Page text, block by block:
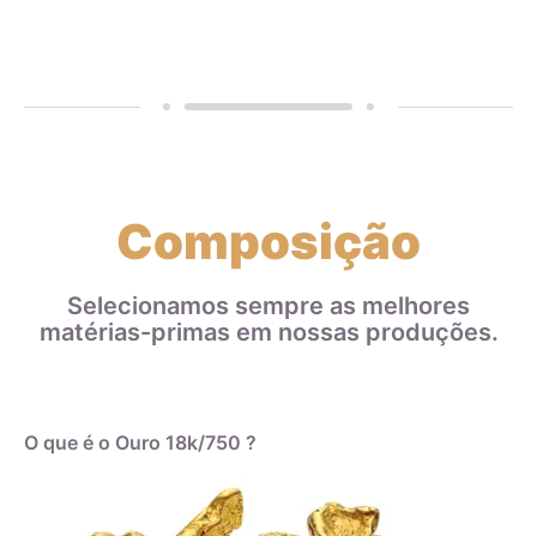
Composição
Selecionamos sempre as melhores
matérias-primas em nossas produções.
O que é o Ouro 18k/750 ?